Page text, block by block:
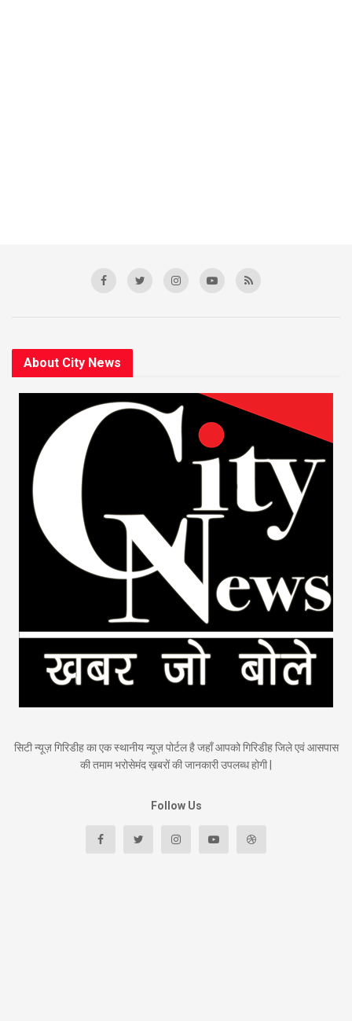
About City News
सिटी न्यूज़ गिरिडीह का एक स्थानीय न्यूज़ पोर्टल है जहाँ आपको गिरिडीह जिले एवं आसपास
की तमाम भरोसेमंद ख़बरों की जानकारी उपलब्ध होगी |
Follow Us